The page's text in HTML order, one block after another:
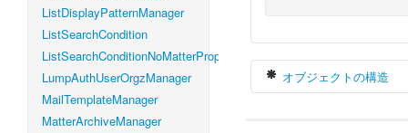
ListDisplayPatternManager
ListSearchCondition
ListSearchConditionNoMatterProperty
LumpAuthUserOrgzManager
MailTemplateManager
MatterArchiveManager
オブジェクトの構造